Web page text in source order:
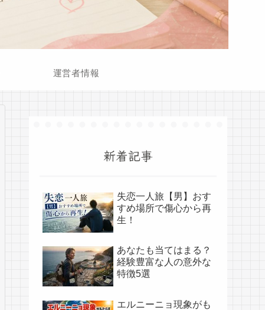
運営者情報
新着記事
失恋一人旅【男】おす
すめ場所で傷心から再
生！
あなたも当てはまる？
経験豊富な人の意外な
特徴5選
エルニーニョ現象がも